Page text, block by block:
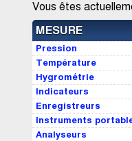
Vous êtes
MESURE
Pression
Température
Hygrométrie
Indicateurs
Enregistreurs
Instruments
Analyseurs